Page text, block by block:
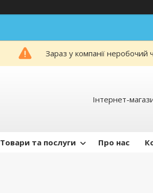
Зараз у компанії
Інтернет-
Товари та послуги Про нас